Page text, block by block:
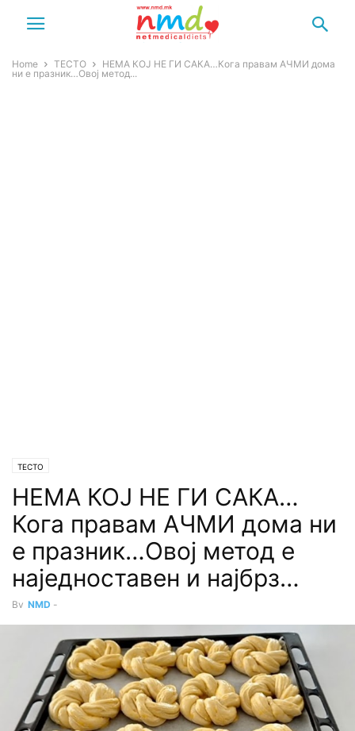
Home ТЕСТО
НЕМА КОЈ НЕ ГИ CАКА…Кога правам АЧМИ дома
ни е празник…Овој метод...
ТЕСТО
НЕМА КОЈ НЕ ГИ CАКА…
Кога правам АЧМИ дома ни
е празник…Овој метод е
наједноставен и најбрз…
By NMD -